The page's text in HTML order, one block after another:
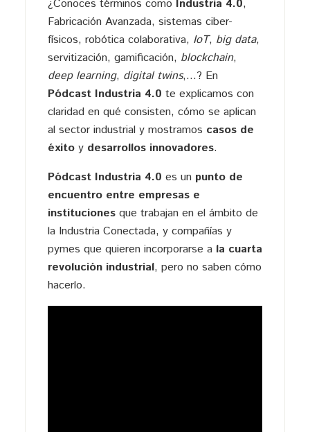
¿Conoces términos como Industria 4.0,
Fabricación Avanzada, sistemas ciber-
físicos, robótica colaborativa, IoT, big data,
servitización, gamificación, blockchain,
deep learning, digital twins,…? En
Pódcast Industria 4.0 te explicamos con
claridad en qué consisten, cómo se aplican
al sector industrial y mostramos casos de
éxitoy desarrollos innovadores.
Pódcast Industria 4.0 es un punto de
encuentro entre empresas e
institucionesque trabajan en el ámbito de
la Industria Conectada, y compañías y
pymes que quieren incorporarse a la cuarta
revolución industrial, pero no saben cómo
hacerlo.